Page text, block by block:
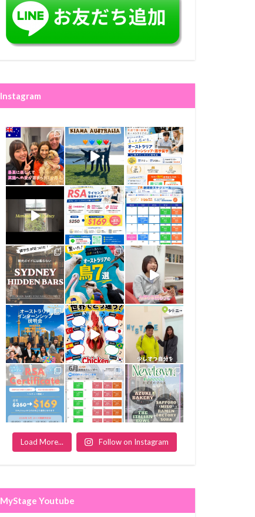
Instagram
Load More... Follow on Instagram
MyStage Youtube